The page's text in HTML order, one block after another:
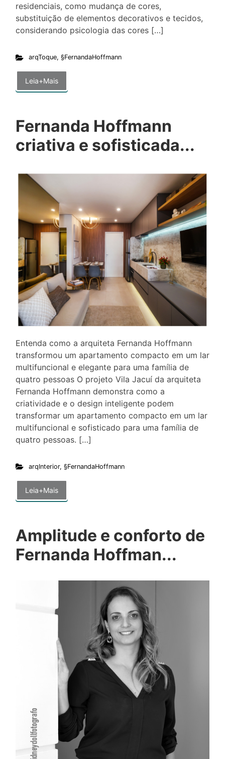
residenciais, como mudança de cores,
substituição de elementos decorativos e tecidos,
considerando psicologia das cores […]
arqToque, §FernandaHoffmann
Leia+Mais
Fernanda Hoffmann
criativa e sofisticada...
Entenda como a arquiteta Fernanda Hoffmann
transformou um apartamento compacto em um lar
multifuncional e elegante para uma família de
quatro pessoas O projeto Vila Jacuí da arquiteta
Fernanda Hoffmann demonstra como a
criatividade e o design inteligente podem
transformar um apartamento compacto em um lar
multifuncional e sofisticado para uma família de
quatro pessoas. […]
arqInterior, §FernandaHoffmann
Leia+Mais
Amplitude e conforto de
Fernanda Hoffman...